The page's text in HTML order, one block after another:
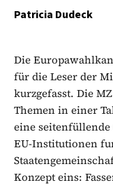
Patricia Dudeck
Die
für die Leser der
kurzgefasst. Die
Themen in einer
eine
EU-Institutionen
Konzept eins: